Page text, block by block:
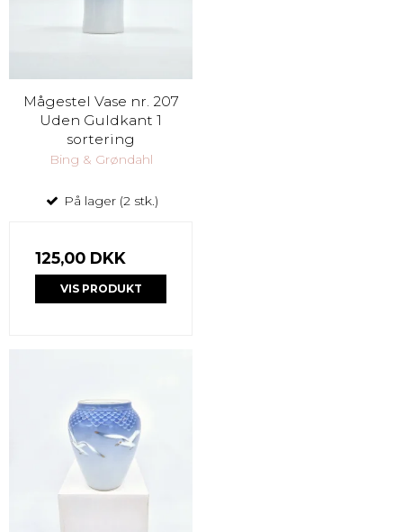
Mågestel Vase nr. 207
Uden Guldkant 1
sortering
Bing & Grøndahl
På lager (2 stk.)
125,00 DKK
VIS PRODUKT